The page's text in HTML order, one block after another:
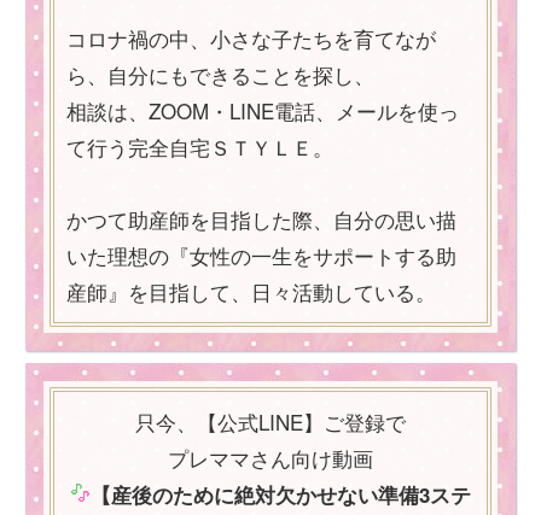
コロナ禍の中、小さな子たちを育てなが
ら、自分にもできることを探し、
相談は、ZOOM・LINE電話、メールを使っ
て行う完全自宅ＳＴＹＬＥ。
かつて助産師を目指した際、自分の思い描
いた理想の『女性の一生をサポートする助
産師』を目指して、日々活動している。
只今、【公式LINE】ご登録で
プレママさん向け動画
【産後のために絶対欠かせない準備3ステ